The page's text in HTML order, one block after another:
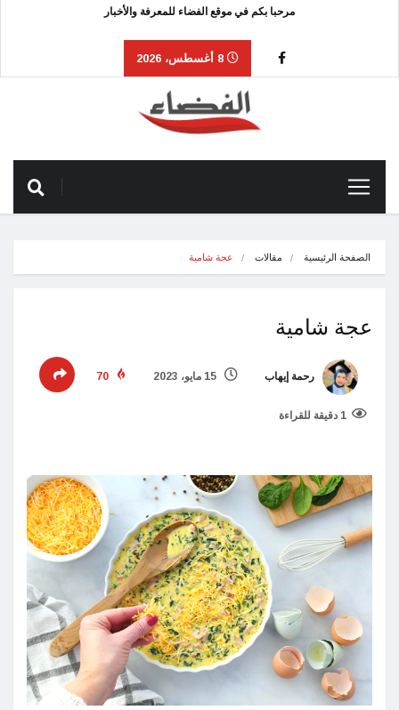
مرحبا بكم في موقع الفضاء للمعرفة والأخبار
الصفحة الرئيسية مقالات عجة شامية
عجة شامية
رحمة إيهاب
1 دقيقة للقراءة